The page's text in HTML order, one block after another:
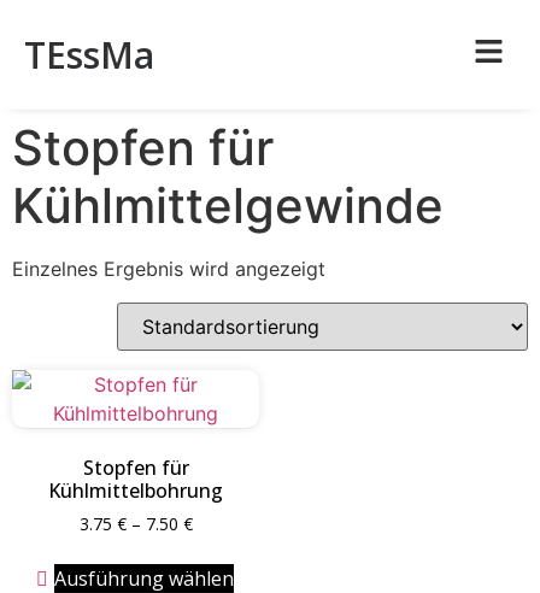
TEssMa
Stopfen für
Kühlmittelgewinde
Einzelnes Ergebnis wird angezeigt
Stopfen für
Kühlmittelbohrung
3.75 € – 7.50 €
Ausführung wählen